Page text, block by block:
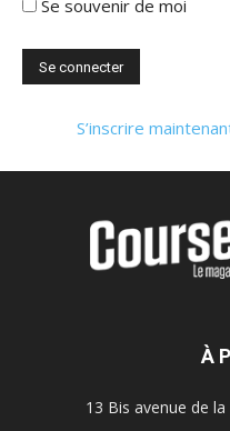
Se souvenir de moi
S’inscrire
À
13 Bis avenue de